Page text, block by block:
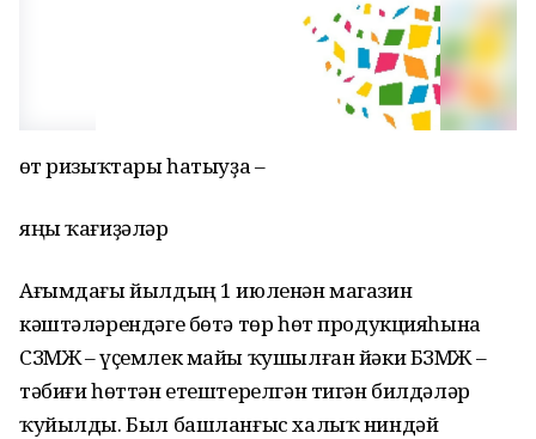
Һөт ризыҡтары һатыуҙа –
яңы ҡағиҙәләр
Ағымдағы йылдың 1 июленән магазин
кәштәләрендәге бөтә төр һөт продукцияһына
СЗМЖ – үҫемлек майы ҡушылған йәки БЗМЖ –
тәбиғи һөттән етештерелгән тигән билдәләр
ҡуйылды. Был башланғыс халыҡ ниндәй